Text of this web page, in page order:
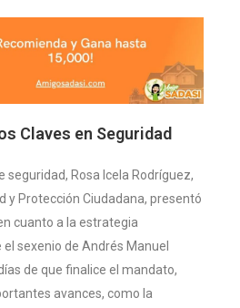
Claves en Seguridad
seguridad, Rosa Icela Rodríguez,
y Protección Ciudadana, presentó
cuanto a la estrategia
sexenio de Andrés Manuel
de que finalice el mandato,
avances, como la